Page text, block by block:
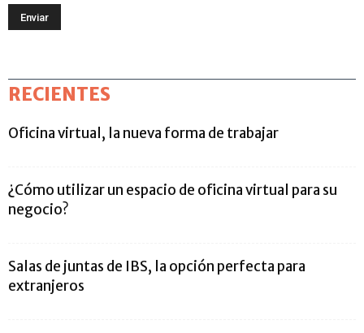
RECIENTES
Oficina virtual, la nueva forma de trabajar
¿Cómo utilizar un espacio de oficina virtual para su
negocio?
Salas de juntas de IBS, la opción perfecta para
extranjeros